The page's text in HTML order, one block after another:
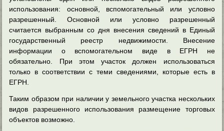
использования: основной, вспомогательный или условно
разрешенный. Основной или условно разрешенный
считается выбранным со дня внесения сведений в Единый
государственный реестр недвижимости. Внесение
информации о вспомогательном виде в ЕГРН не
обязательно. При этом участок должен использоваться
только в соответствии с теми сведениями, которые есть в
ЕГРН.
Таким образом при наличии у земельного участка нескольких
видов разрешенного использования размещение торговых
объектов возможно.